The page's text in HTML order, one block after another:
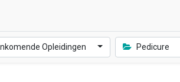
Opleidingen Pedicure